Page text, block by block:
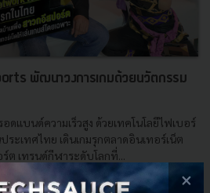
พัฒนาวงการเกมด้วยนวัตกรรม
ดแบนด์ความเร็วสูง ด้วยเทคโนโลยีไฟเบอร์
ะเทศไทย เดินเกมรุกตลาดอินเทอร์เน็ต
ต เทรนด์กีฬาระดับโลกที่...
Team
×